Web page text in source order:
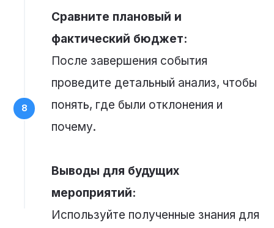
Сравните плановый и
фактический бюджет:
После завершения события
проведите детальный анализ, чтобы
понять, где были отклонения и
почему.
Выводы для будущих
мероприятий:
Используйте полученные знания для